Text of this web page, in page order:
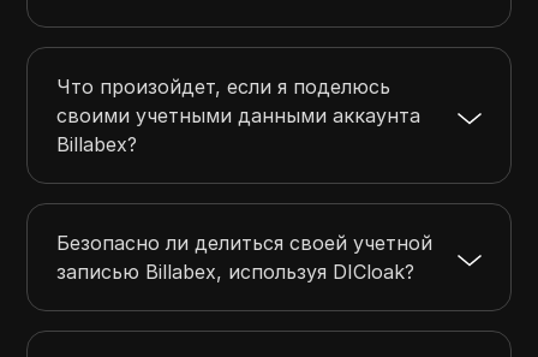
Что произойдет, если я поделюсь
своими учетными данными аккаунта
Billabex?
Безопасно ли делиться своей учетной
записью Billabex, используя DICloak?